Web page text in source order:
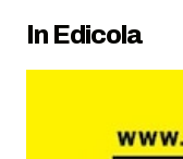
In Edicola